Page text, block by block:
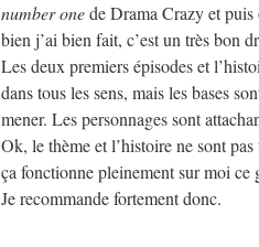
number onede Drama Crazy et
bien j’ai bien fait, c’est un très bon
Les deux premiers épisodes et
dans tous les sens, mais les bases
mener. Les personnages sont
Ok, le thème et l’histoire ne sont
ça fonctionne pleinement sur moi ce
Je recommande fortement donc.